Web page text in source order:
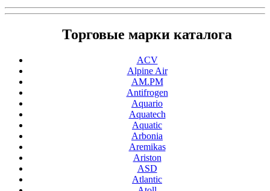
Торговые марки каталога
ACV
Alpine Air
AM.PM
Antifrogen
Aquario
Aquatech
Aquatic
Arbonia
Aremikas
Ariston
ASD
Atlantic